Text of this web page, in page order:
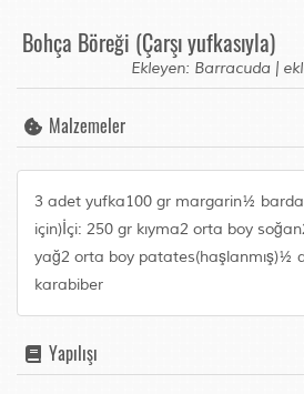
Bohça Böreği (Çarşı yufkasıyla)
Ekleyen: Barracuda |
Malzemeler
3 adet yufka100 gr margarin½
için)İçi: 250 gr kıyma2 orta boy
yağ2 orta boy patates(haşlanmış)½
karabiber
Yapılışı